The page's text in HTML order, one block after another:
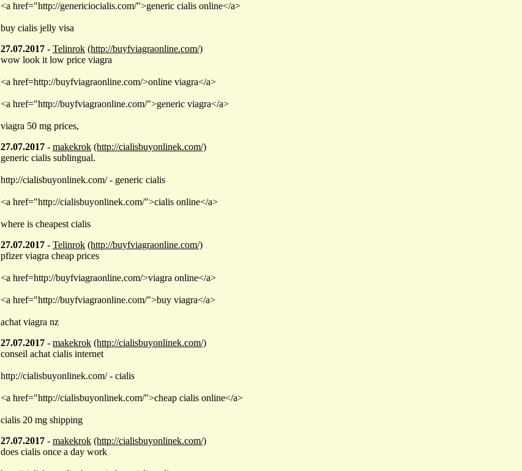
<a href="http://genericiocialis.com/">generic cialis online</a>
buy cialis jelly visa
27.07.2017 - Telinrok (http://buyfviagraonline.com/)
wow look it low price viagra
<a href=http://buyfviagraonline.com/>online viagra</a>
<a href="http://buyfviagraonline.com/">generic viagra</a>
viagra 50 mg prices,
27.07.2017 - makekrok (http://cialisbuyonlinek.com/)
generic cialis sublingual.
http://cialisbuyonlinek.com/ - generic cialis
<a href="http://cialisbuyonlinek.com/">cialis online</a>
where is cheapest cialis
27.07.2017 - Telinrok (http://buyfviagraonline.com/)
pfizer viagra cheap prices
<a href=http://buyfviagraonline.com/>viagra online</a>
<a href="http://buyfviagraonline.com/">buy viagra</a>
achat viagra nz
27.07.2017 - makekrok (http://cialisbuyonlinek.com/)
conseil achat cialis internet
http://cialisbuyonlinek.com/ - cialis
<a href="http://cialisbuyonlinek.com/">cheap cialis online</a>
cialis 20 mg shipping
27.07.2017 - makekrok (http://cialisbuyonlinek.com/)
does cialis once a day work